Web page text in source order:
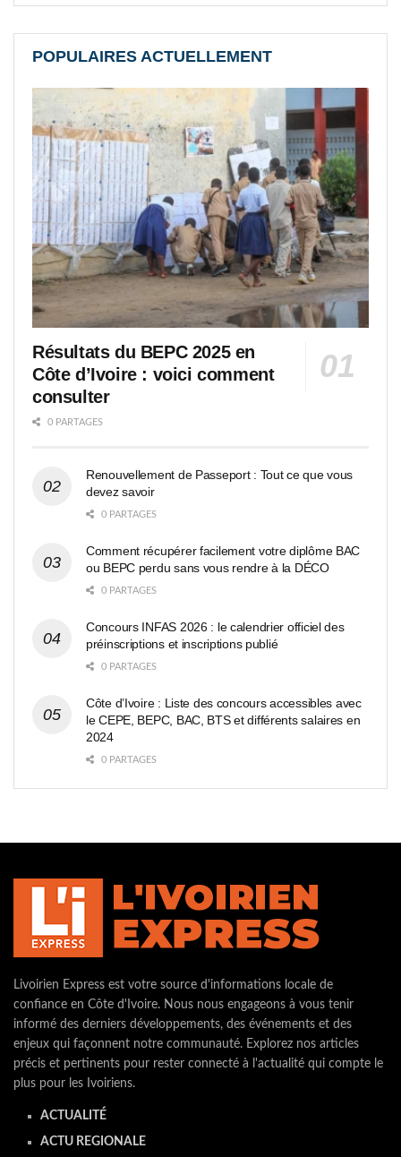
POPULAIRES ACTUELLEMENT
Résultats du BEPC 2025 en
Côte d’Ivoire : voici comment
consulter
0 PARTAGES
Renouvellement de Passeport : Tout ce que vous
devez savoir
0 PARTAGES
Comment récupérer facilement votre diplôme BAC
ou BEPC perdu sans vous rendre à la DÉCO
0 PARTAGES
Concours INFAS 2026 : le calendrier officiel des
préinscriptions et inscriptions publié
0 PARTAGES
Côte d’Ivoire : Liste des concours accessibles avec
le CEPE, BEPC, BAC, BTS et différents salaires en
2024
0 PARTAGES
Livoirien Express est votre source d'informations locale de
confiance en Côte d'Ivoire. Nous nous engageons à vous tenir
informé des derniers développements, des événements et des
enjeux qui façonnent notre communauté. Explorez nos articles
précis et pertinents pour rester connecté à l'actualité qui compte le
plus pour les Ivoiriens.
ACTUALITÉ
ACTU REGIONALE